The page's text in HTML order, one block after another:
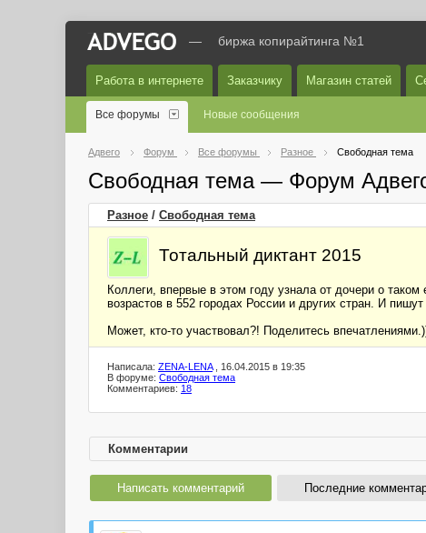
— биржа копирайтинга №1
Работа в интернете Заказчику Магазин статей
Все форумы Новые сообщения
Адвего Форум Все форумы Разное Свободная тема
Свободная тема — Форум
Разное / Свободная тема
Тотальный диктант 2015
Коллеги, впервые в этом году узнала от дочери о
возрастов в 552 городах России и других стран. И
Может, кто-то участвовал?! Поделитесь
Написала: ZENA-LENA, 16.04.2015 в 19:35
В форуме: Свободная тема
Комментариев: 18
Комментарии
Написать комментарий Последние